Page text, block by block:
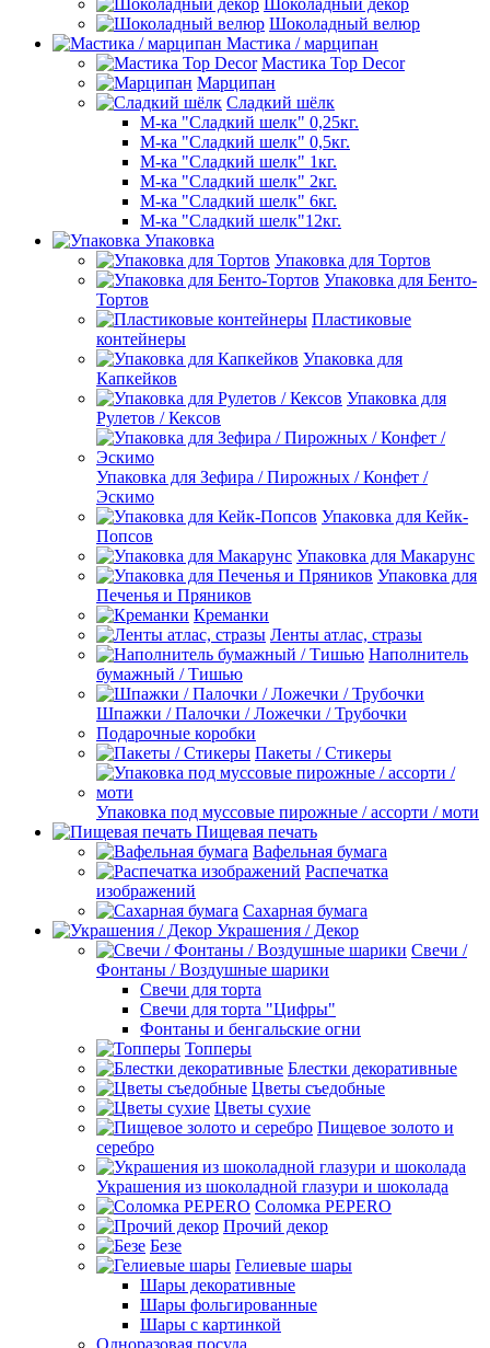
Шоколадный декор
Шоколадный велюр
Мастика / марципан
Мастика Top Decor
Марципан
Сладкий шёлк
М-ка "Сладкий шелк" 0,25кг.
М-ка "Сладкий шелк" 0,5кг.
М-ка "Сладкий шелк" 1кг.
М-ка "Сладкий шелк" 2кг.
М-ка "Сладкий шелк" 6кг.
М-ка "Сладкий шелк"12кг.
Упаковка
Упаковка для Тортов
Упаковка для Бенто-
Тортов
Пластиковые
контейнеры
Упаковка для
Капкейков
Упаковка для
Рулетов / Кексов
Упаковка для Зефира / Пирожных / Конфет /
Эскимо
Упаковка для Кейк-
Попсов
Упаковка для Макарунс
Упаковка для
Печенья и Пряников
Креманки
Ленты атлас, стразы
Наполнитель
бумажный / Тишью
Шпажки / Палочки / Ложечки / Трубочки
Подарочные коробки
Пакеты / Стикеры
Упаковка под муссовые пирожные / ассорти / моти
Пищевая печать
Вафельная бумага
Распечатка
изображений
Сахарная бумага
Украшения / Декор
Свечи /
Фонтаны / Воздушные шарики
Свечи для торта
Свечи для торта "Цифры"
Фонтаны и бенгальские огни
Топперы
Блестки декоративные
Цветы съедобные
Цветы сухие
Пищевое золото и
серебро
Украшения из шоколадной глазури и шоколада
Соломка PEPERO
Прочий декор
Безе
Гелиевые шары
Шары декоративные
Шары фольгированные
Шары с картинкой
Одноразовая посуда